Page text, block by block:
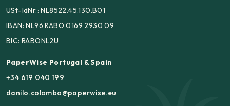
USt-IdNr.: NL8522.45.130.B01
IBAN: NL96 RABO 0169 2930 09
BIC: RABONL2U
PaperWise Portugal & Spain
+34 619 040 199
danilo.colombo@paperwise.eu